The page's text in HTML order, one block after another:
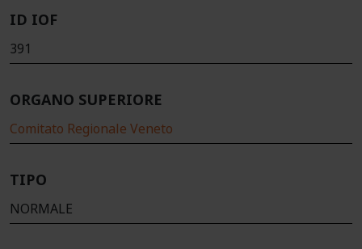
ID IOF
391
ORGANO SUPERIORE
Comitato Regionale Veneto
TIPO
NORMALE